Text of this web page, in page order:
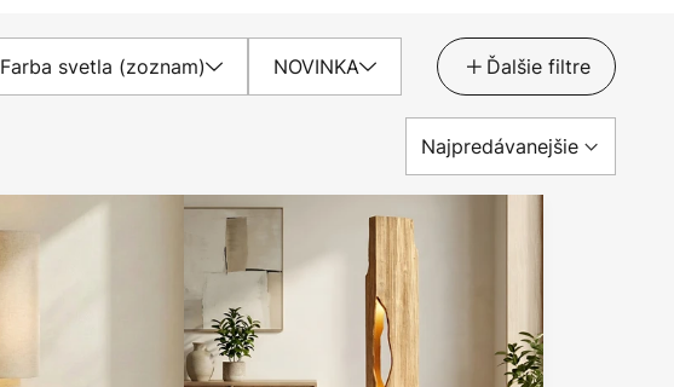
Farba svetla (zoznam) NOVINKA Ďalšie filtre